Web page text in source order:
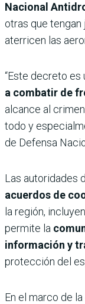
Nacional
otras que
aterricen las
“Este decreto es
a combatir de
alcance al
todo y
de Defensa
Las autoridades
acuerdos de
la región,
permite la
información y
protección del
En el marco de